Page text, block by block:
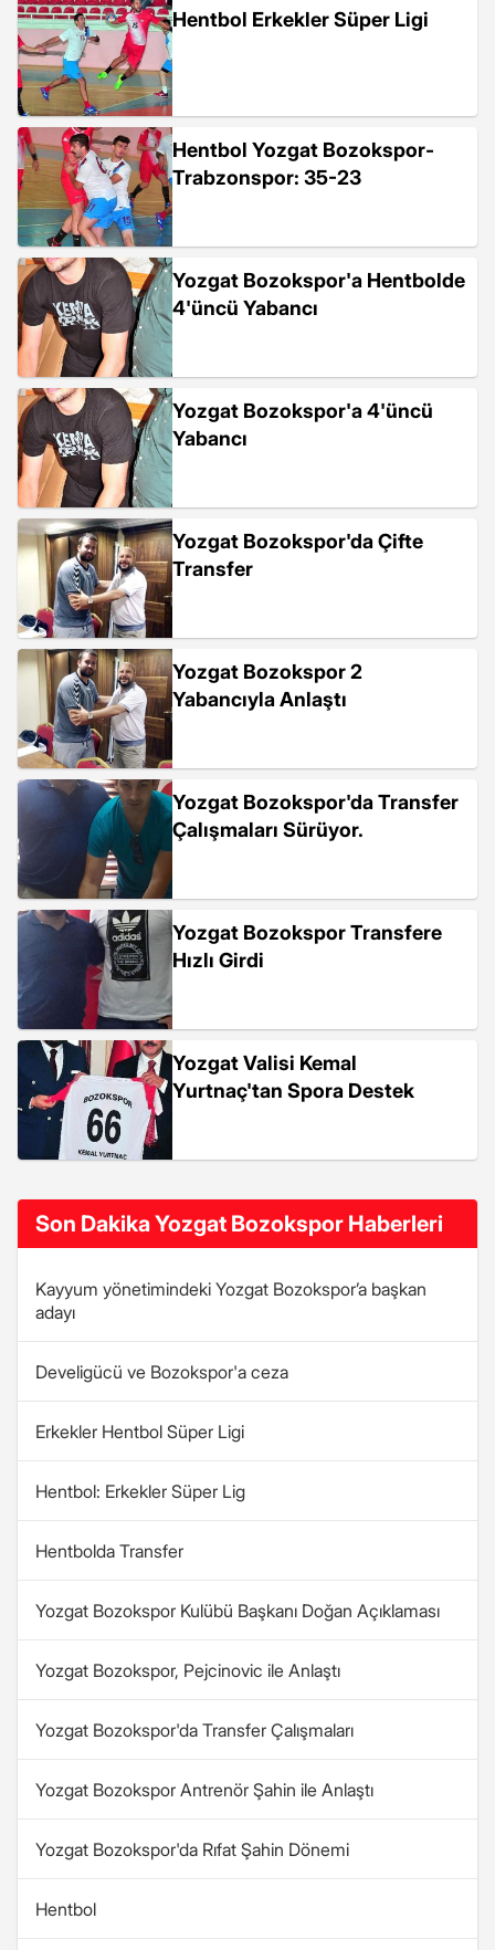
Hentbol Erkekler Süper Ligi
Hentbol Yozgat Bozokspor-
Trabzonspor: 35-23
Yozgat Bozokspor'a Hentbolde
4'üncü Yabancı
Yozgat Bozokspor'a 4'üncü
Yabancı
Yozgat Bozokspor'da Çifte
Transfer
Yozgat Bozokspor 2
Yabancıyla Anlaştı
Yozgat Bozokspor'da Transfer
Çalışmaları Sürüyor.
Yozgat Bozokspor Transfere
Hızlı Girdi
Yozgat Valisi Kemal
Yurtnaç'tan Spora Destek
Son Dakika Yozgat Bozokspor Haberleri
Kayyum yönetimindeki Yozgat Bozokspor’a başkan
adayı
Develigücü ve Bozokspor'a ceza
Erkekler Hentbol Süper Ligi
Hentbol: Erkekler Süper Lig
Hentbolda Transfer
Yozgat Bozokspor Kulübü Başkanı Doğan Açıklaması
Yozgat Bozokspor, Pejcinovic ile Anlaştı
Yozgat Bozokspor'da Transfer Çalışmaları
Yozgat Bozokspor Antrenör Şahin ile Anlaştı
Yozgat Bozokspor'da Rıfat Şahin Dönemi
Hentbol